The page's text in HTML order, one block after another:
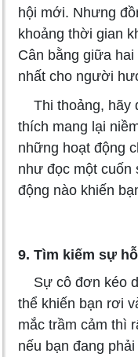
hội mới. Nhưng
khoảng thời gian
Cân bằng giữa
nhất cho người
Thi thoảng, hãy
thích mang lại
những hoạt động
như đọc một cuốn
động nào khiến
9. Tìm kiếm sự
Sự cô đơn kéo
thể khiến bạn rơi
mắc trầm cảm thì
nếu bạn đang